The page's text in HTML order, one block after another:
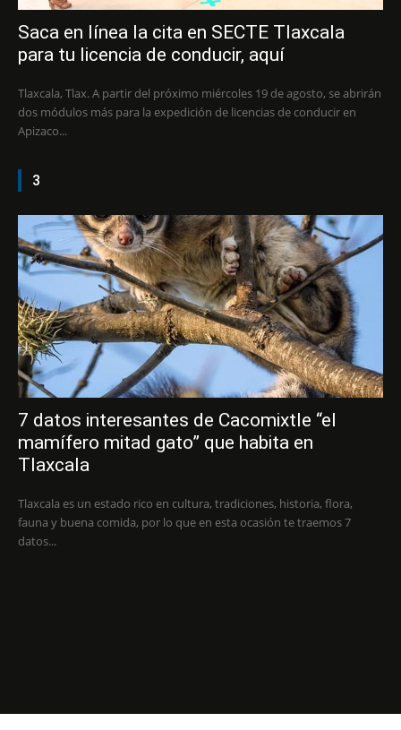
Saca en línea la cita en SECTE Tlaxcala
para tu licencia de conducir, aquí
Tlaxcala, Tlax. A partir del próximo miércoles 19 de agosto, se abrirán
dos módulos más para la expedición de licencias de conducir en
Apizaco...
3
7 datos interesantes de Cacomixtle “el
mamífero mitad gato” que habita en
Tlaxcala
Tlaxcala es un estado rico en cultura, tradiciones, historia, flora,
fauna y buena comida, por lo que en esta ocasión te traemos 7
datos...